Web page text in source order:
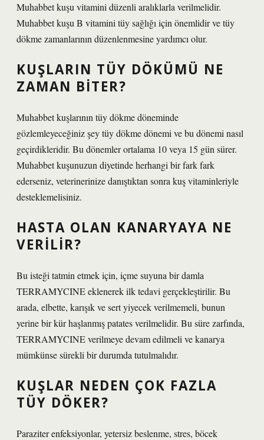
Muhabbet kuşu vitamini düzenli aralıklarla verilmelidir.
Muhabbet kuşu B vitamini tüy sağlığı için önemlidir ve tüy
dökme zamanlarının düzenlenmesine yardımcı olur.
KUŞLARIN TÜY DÖKÜMÜ NE
ZAMAN BITER?
Muhabbet kuşlarının tüy dökme döneminde
gözlemleyeceğiniz şey tüy dökme dönemi ve bu dönemi nasıl
geçirdikleridir. Bu dönemler ortalama 10 veya 15 gün sürer.
Muhabbet kuşunuzun diyetinde herhangi bir fark fark
ederseniz, veterinerinize danıştıktan sonra kuş vitaminleriyle
desteklemelisiniz.
HASTA OLAN KANARYAYA NE
VERILIR?
Bu isteği tatmin etmek için, içme suyuna bir damla
TERRAMYCINE eklenerek ilk tedavi gerçekleştirilir. Bu
arada, elbette, karışık ve sert yiyecek verilmemeli, bunun
yerine bir kür haşlanmış patates verilmelidir. Bu süre zarfında,
TERRAMYCINE verilmeye devam edilmeli ve kanarya
mümkünse sürekli bir durumda tutulmalıdır.
KUŞLAR NEDEN ÇOK FAZLA
TÜY DÖKER?
Paraziter enfeksiyonlar, yetersiz beslenme, stres, böcek